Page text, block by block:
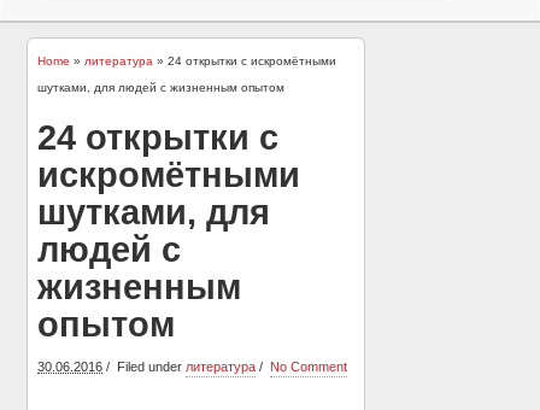
Home »литература » 24 открытки с искромётными
шутками, для людей с жизненным опытом
24 открытки с
искромётными
шутками, для
людей с
жизненным
опытом
30.06.2016 Filed under литература No Comment